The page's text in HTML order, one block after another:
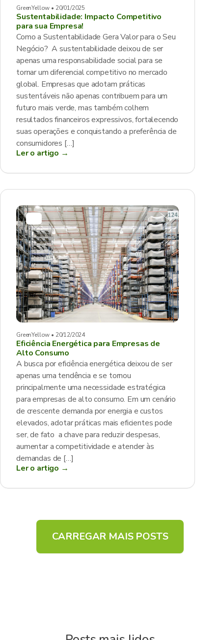
GreenYellow • 20/01/2025
Sustentabilidade: Impacto Competitivo
para sua Empresa!
Como a Sustentabilidade Gera Valor para o Seu
Negócio? A sustentabilidade deixou de ser
apenas uma responsabilidade social para se
tornar um diferencial competitivo no mercado
global. Empresas que adotam práticas
sustentáveis não apenas contribuem para um
futuro mais verde, mas também colhem
resultados financeiros expressivos, fortalecendo
suas operações e conquistando a preferência de
consumidores […]
Ler o artigo →
GreenYellow • 20/12/2024
Eficiência Energética para Empresas de
Alto Consumo
A busca por eficiência energética deixou de ser
apenas uma tendência e se tornou
principalmente uma necessidade estratégica
para empresas de alto consumo. Em um cenário
de crescente demanda por energia e custos
elevados, adotar práticas mais eficientes pode
ser, de fato a chave para reduzir despesas,
aumentar a competitividade e atender às
demandas de […]
Ler o artigo →
CARREGAR MAIS POSTS